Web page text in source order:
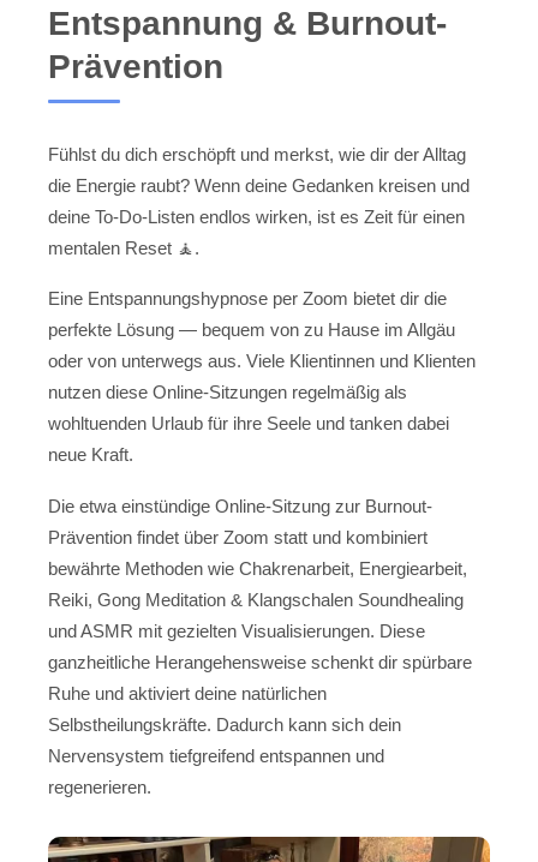
Entspannung & Burnout-
Prävention
Fühlst du dich erschöpft und merkst, wie dir der Alltag
die Energie raubt? Wenn deine Gedanken kreisen und
deine To-Do-Listen endlos wirken, ist es Zeit für einen
mentalen Reset 🧘.
Eine Entspannungshypnose per Zoom bietet dir die
perfekte Lösung — bequem von zu Hause im Allgäu
oder von unterwegs aus. Viele Klientinnen und Klienten
nutzen diese Online-Sitzungen regelmäßig als
wohltuenden Urlaub für ihre Seele und tanken dabei
neue Kraft.
Die etwa einstündige Online-Sitzung zur Burnout-
Prävention findet über Zoom statt und kombiniert
bewährte Methoden wie Chakrenarbeit, Energiearbeit,
Reiki, Gong Meditation & Klangschalen Soundhealing
und ASMR mit gezielten Visualisierungen. Diese
ganzheitliche Herangehensweise schenkt dir spürbare
Ruhe und aktiviert deine natürlichen
Selbstheilungskräfte. Dadurch kann sich dein
Nervensystem tiefgreifend entspannen und
regenerieren.